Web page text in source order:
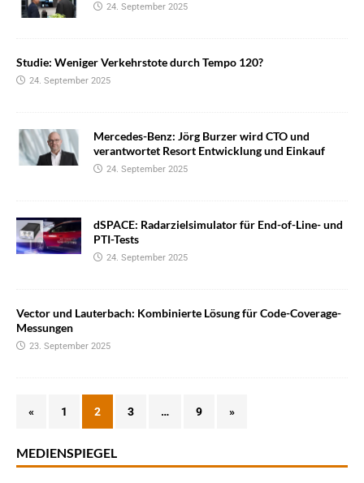
24. September 2025
Studie: Weniger Verkehrstote durch Tempo 120?
24. September 2025
Mercedes-Benz: Jörg Burzer wird CTO und
verantwortet Resort Entwicklung und Einkauf
24. September 2025
dSPACE: Radarzielsimulator für End-of-Line- und
PTI-Tests
24. September 2025
Vector und Lauterbach: Kombinierte Lösung für Code-Coverage-
Messungen
23. September 2025
« 1 2 3 … 9 »
MEDIENSPIEGEL